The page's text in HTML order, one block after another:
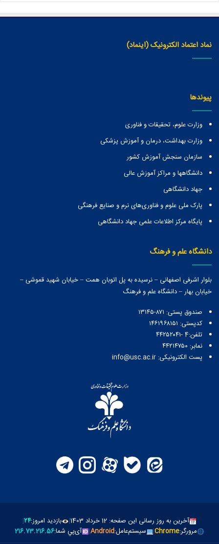
نماد اعتماد الکترونیک (اینماد)
پیوندها
وزارت علوم، تحقیقات و فناوری
وزارت بهداشت، درمان و آموزش پزشکی
سازمان سنجش آموزش کشور
دانشگاهها و مراكز آموزش عالی
جهاد دانشگاهی
پارک ملی علوم و فناوری‌های نرم و صنایع فرهنگی
پایگاه مرکز اطلاعات علمی جهاد دانشگاهی
دانشگاه علم و فرهنگ
بلوار اشرفی اصفهانی – نرسیده به پل اتوبان همت – خیابان شهید قموشی –
خیابان بهار – دانشگاه علم و فرهنگ
صندوق پستی:‌ ۸۷۱-۱۳۱۴۵
کدپستی: ۱۴۶۱۹۶۸۱۵۱
تلفن:4 -۴۴۲۵۲۰۴۱
نمابر: ۴۴۲۱۴۷۵۰
پست الکترونیکی: info@usc.ac.ir
آخرین به روز رسانی این صفحه: 12 خرداد 1403 | بازدید امروز:۲۴|
مرورگر:Chrome
| سیستم‌عامل:Android
| آی‌پي شما:216.73.216.56